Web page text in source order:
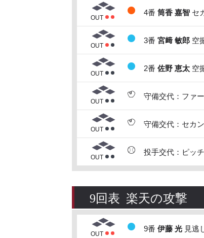
OUT
4番 筒香 嘉智 セ
OUT
3番 宮﨑 敏郎 空
OUT
2番 佐野 恵太 空
OUT
守備交代：ファ
OUT
守備交代：セカ
OUT
投手交代：ピッ
9回表 楽天の攻撃
OUT
9番 伊藤 光 見逃